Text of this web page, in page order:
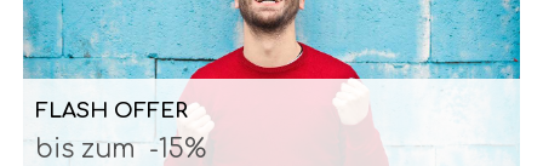
FLASH OFFER
bis zum -15%